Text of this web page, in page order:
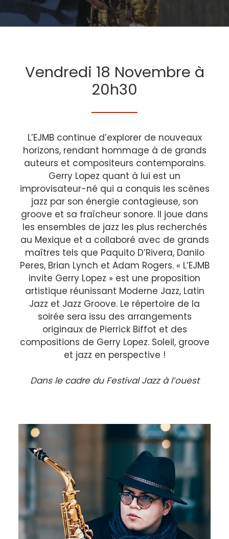
Vendredi 18 Novembre à
20h30
L’EJMB continue d’explorer de nouveaux
horizons, rendant hommage à de grands
auteurs et compositeurs contemporains.
Gerry Lopez quant à lui est un
improvisateur-né qui a conquis les scènes
jazz par son énergie contagieuse, son
groove et sa fraîcheur sonore. Il joue dans
les ensembles de jazz les plus recherchés
au Mexique et a collaboré avec de grands
maîtres tels que Paquito D’Rivera, Danilo
Peres, Brian Lynch et Adam Rogers. « L’EJMB
invite Gerry Lopez » est une proposition
artistique réunissant Moderne Jazz, Latin
Jazz et Jazz Groove. Le répertoire de la
soirée sera issu des arrangements
originaux de Pierrick Biffot et des
compositions de Gerry Lopez. Soleil, groove
et jazz en perspective !
Dans le cadre du Festival Jazz à l’ouest